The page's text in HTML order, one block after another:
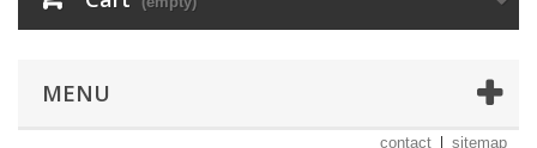
MENU
contact sitemap